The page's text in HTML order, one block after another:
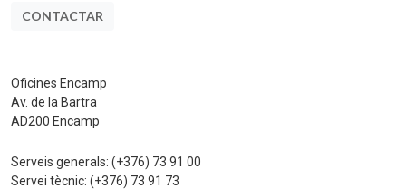
CONTACTAR
Oficines Encamp
Av. de la Bartra
AD200 Encamp
Serveis generals: (+376) 73 91 00
Servei tècnic: (+376) 73 91 73